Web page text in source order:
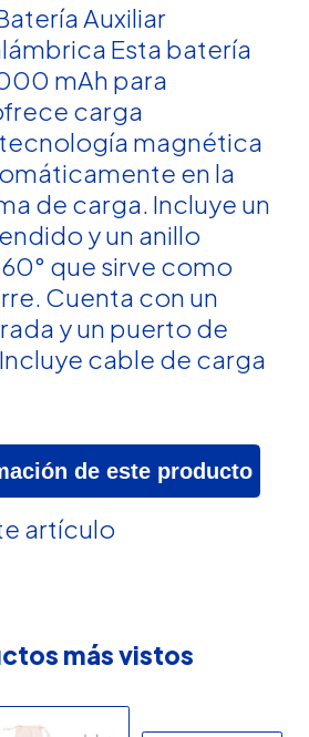
Auxiliar
Esta batería
mAh para
carga
magnética
en la
de carga. Incluye un
y un anillo
que sirve como
Cuenta con un
y un puerto de
cable de carga
de este producto
artículo
más vistos